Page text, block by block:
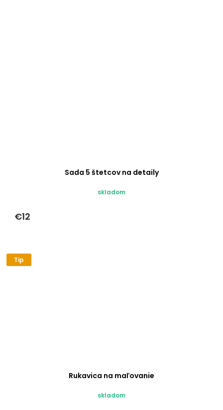
Sada 5 štetcov na detaily
skladom
€12
Tip
Rukavica na maľovanie
skladom